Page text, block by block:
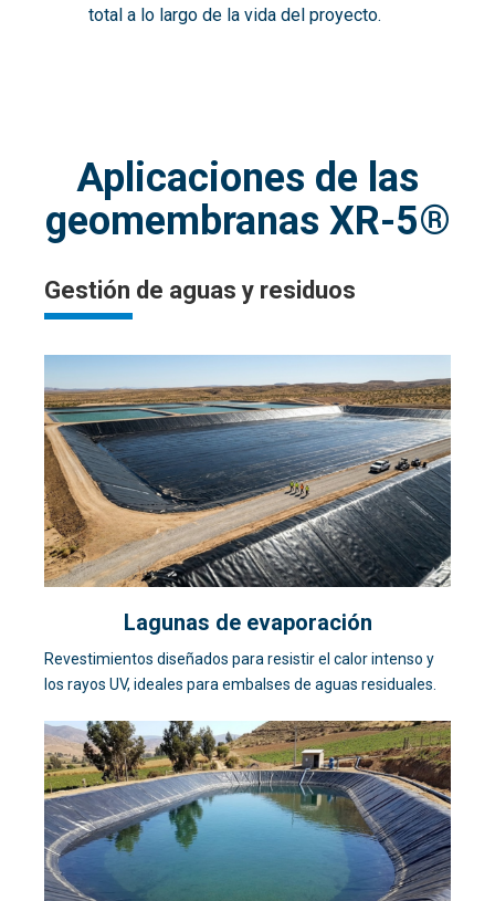
total a lo largo de la vida del proyecto.
Aplicaciones de las
geomembranas XR-5®
Gestión de aguas y residuos
Lagunas de evaporación
Revestimientos diseñados para resistir el calor intenso y
los rayos UV, ideales para embalses de aguas residuales.